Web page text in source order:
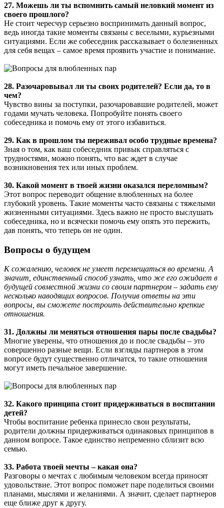
27. Можешь ли ты вспомнить самый неловкий момент из
своего прошлого?
Не стоит чересчур серьезно воспринимать данный вопрос,
ведь иногда такие моменты связаны с веселыми, курьезными
ситуациями. Если же собеседник рассказывает о болезненных
для себя вещах – самое время проявить участие и понимание.
28. Разочаровывал ли ты своих родителей? Если да, то в
чем?
Чувство вины за поступки, разочаровавшие родителей, может
годами мучать человека. Попробуйте понять своего
собеседника и помочь ему от этого избавиться.
29. Как в прошлом ты переживал особо трудные времена?
Зная о том, как ваш собеседник привык справляться с
трудностями, можно понять, что вас ждет в случае
возникновения тех или иных проблем.
30. Какой момент в твоей жизни оказался переломным?
Этот вопрос переводит общение влюбленных на более
глубокий уровень. Такие моменты часто связаны с тяжелыми
жизненными ситуациями. Здесь важно не просто выслушать
собеседника, но и всячески помочь ему опять это пережить,
дав понять, что теперь он не один.
Вопросы о будущем
К сожалению, человек не умеет перемещаться во времени. А
значит, единственный способ узнать, что же его ожидает в
будущей совместной жизни со своим партнером – задать ему
несколько наводящих вопросов. Получив ответы на эти
вопросы, вы сможете построить действительно крепкие
отношения.
31. Должны ли меняться отношения пары после свадьбы?
Многие уверены, что отношения до и после свадьбы – это
совершенно разные вещи. Если взгляды партнеров в этом
вопросе будут существенно отличатся, то такие отношения
могут иметь печальное завершение.
32. Какого принципа стоит придерживаться в воспитании
детей?
Чтобы воспитание ребенка принесло свои результаты,
родители должны придерживаться одинаковых принципов в
данном вопросе. Такое единство непременно сблизит всю
семью.
33. Работа твоей мечты – какая она?
Разговоры о мечтах с любимым человеком всегда приносят
удовольствие. Этот вопрос поможет паре поделиться своими
планами, мыслями и желаниями. А значит, сделает партнеров
еще ближе друг к другу.